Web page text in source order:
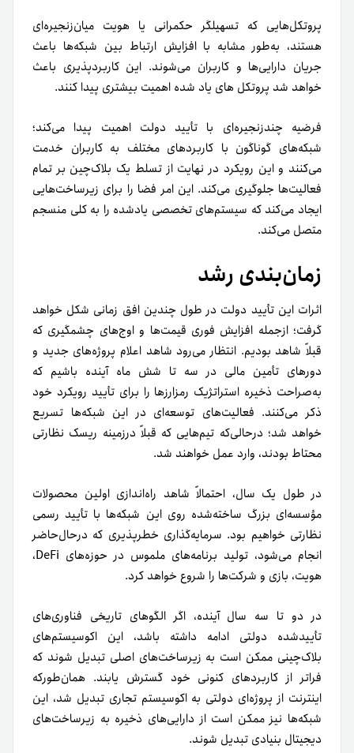
پروتکل‌هایی که تسهیلگر حکمرانی یا هویت میان‌زنجیره‌ای
هستند، به‌طور مشابه با افزایش ارتباط بین شبکه‌ها باعث
جریان دارایی‌ها و کاربران می‌شوند. این کاربردپذیری باعث
خواهد شد پروتکل های یاد شده اهمیت بیشتری پیدا کنند.
فرضیه چندزنجیره‌ای با تأیید دولت اهمیت پیدا می‌کند؛
شبکه‌های گوناگون با کاربردهای مختلف به کاربران خدمت
می‌کنند و این رویکرد در نهایت از تسلط یک بلاک‌چین بر تمام
فعالیت‌ها جلوگیری می‌کند. این امر فضا را برای زیرساخت‌هایی
ایجاد می‌کند که سیستم‌های تخصصی یاد‌شده را به کلی منسجم
متصل می‌کند.
زمان‌بندی رشد
اثرات این تأیید دولت در طول چندین افق زمانی شکل خواهد
گرفت؛ ازجمله افزایش فوری قیمت‌ها و اوج‌های چشمگیری که
قبلاً شاهد بودیم. انتظار می‌رود شاهد اعلام پروژه‌های جدید و
دورهای تأمین مالی در سه تا شش ماه آینده باشیم که
به‌صراحت ذخیره استراتژیک رمزارزها را برای تأیید رویکرد خود
ذکر می‌کنند. فعالیت‌های توسعه‌ای در این شبکه‌ها تسریع
خواهد شد؛ در‌حالی‌که تیم‌هایی که قبلاً درزمینه ریسک نظارتی
محتاط بودند، وارد عمل خواهند شد.
در طول یک سال، احتمالاً شاهد راه‌اندازی اولین محصولات
مؤسسه‌ای بزرگ ساخته‌شده روی این شبکه‌ها با تأیید رسمی
نظارتی خواهیم بود. سرمایه‌گذاری خطرپذیری که در‌حال‌حاضر
انجام می‌شود، تولید برنامه‌های ملموس در حوزه‌های DeFi،
هویت، بازی و شرکت‌ها را شروع خواهد کرد.
در دو تا سه سال آینده، اگر الگوهای تاریخی فناوری‌های
تأییدشده دولتی ادامه داشته باشد، این اکوسیستم‌های
بلاک‌چینی ممکن است به زیرساخت‌های اصلی تبدیل شوند که
فراتر از کاربردهای کنونی خود گسترش یابند. همان‌طور‌که
اینترنت از پروژه‌ای دولتی به اکوسیستم تجاری تبدیل شد، این
شبکه‌ها نیز ممکن است از دارایی‌های ذخیره به زیرساخت‌های
دیجیتال بنیادی تبدیل شوند.